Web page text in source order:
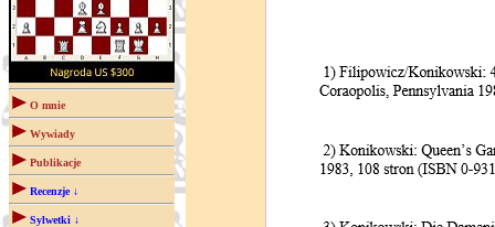
O mnie
Wywiady
Publikacje
Recenzje ↓
Sylwetki ↓